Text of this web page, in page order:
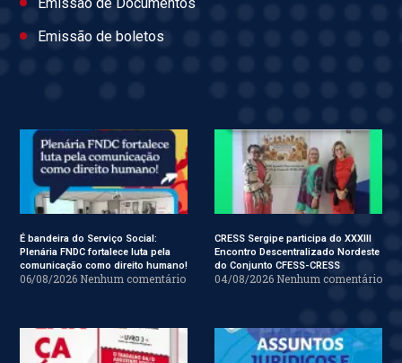
Emissão de boletos
É bandeira do Serviço Social:
Plenária FNDC fortalece luta pela
comunicação como direito humano!
06/08/2026 Nenhum comentário
CRESS Sergipe participa do XXXIII
Encontro Descentralizado Nordeste
do Conjunto CFESS-CRESS
04/08/2026 Nenhum comentário